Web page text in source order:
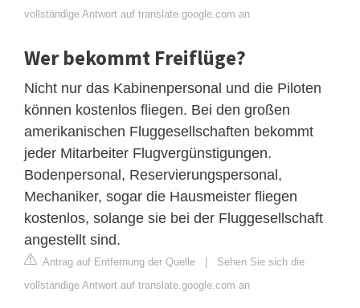
vollständige Antwort auf translate.google.com an
Wer bekommt Freiflüge?
Nicht nur das Kabinenpersonal und die Piloten
können kostenlos fliegen. Bei den großen
amerikanischen Fluggesellschaften bekommt
jeder Mitarbeiter Flugvergünstigungen.
Bodenpersonal, Reservierungspersonal,
Mechaniker, sogar die Hausmeister fliegen
kostenlos, solange sie bei der Fluggesellschaft
angestellt sind.
Antrag auf Entfernung der Quelle
Sehen Sie sich die
vollständige Antwort auf translate.google.com an